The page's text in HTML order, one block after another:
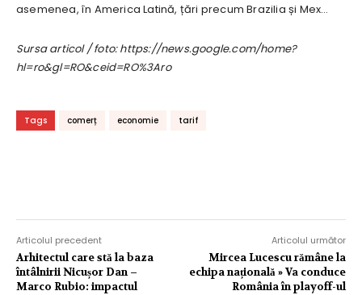
asemenea, în America Latină, țări precum Brazilia și Mex…
Sursa articol / foto: https://news.google.com/home?
hl=ro&gl=RO&ceid=RO%3Aro
Tags comerț economie tarif
Articolul precedent
Arhitectul care stă la baza
întâlnirii Nicușor Dan –
Marco Rubio: impactul
Articolul următor
Mircea Lucescu rămâne la
echipa națională » Va conduce
România în playoff-ul